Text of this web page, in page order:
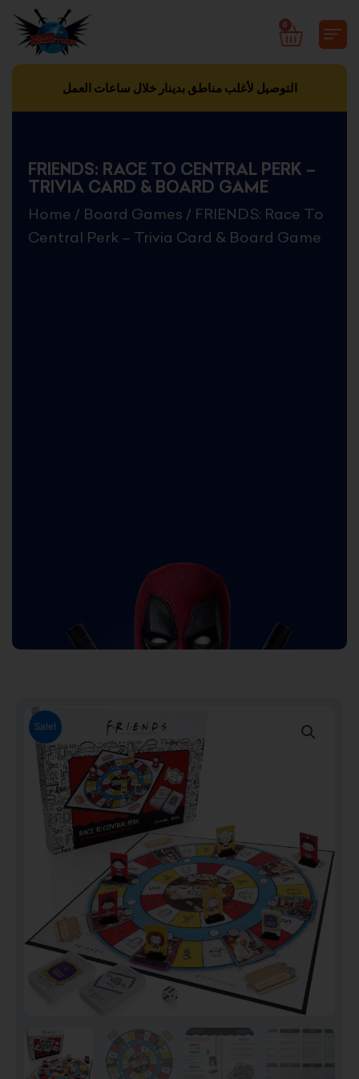
content
0
CART
التوصيل لأغلب مناطق بدينار خلال ساعات العمل
FRIENDS: RACE TO CENTRAL PERK –
TRIVIA CARD & BOARD GAME
Home / Board Games / FRIENDS: Race To
Central Perk – Trivia Card & Board Game
Sale!